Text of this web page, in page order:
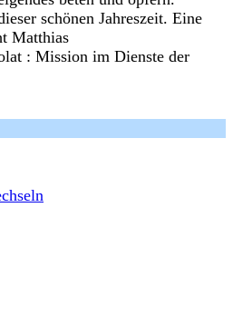
schönen Jahreszeit. Eine
Matthias
: Mission im Dienste der